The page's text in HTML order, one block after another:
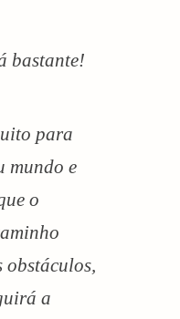
bastante!
para
mundo e
o
obstáculos,
a